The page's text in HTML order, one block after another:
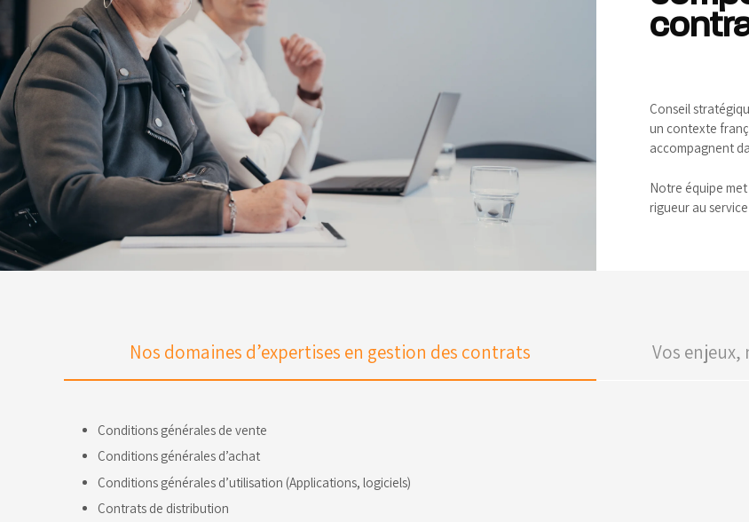
Conseil
un contexte
accompagnent
Notre équipe
rigueur au
Nos domaines d’expertises en gestion des contrats Vos
Conditions générales de vente
Conditions générales d’achat
Conditions générales d’utilisation (Applications, logiciels)
Contrats de distribution